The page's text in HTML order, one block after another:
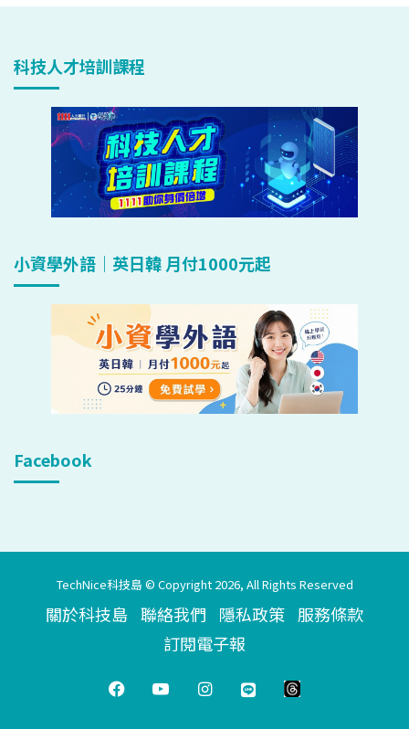
科技人才培訓課程
小資學外語｜英日韓 月付1000元起
Facebook
TechNice科技島 © Copyright 2026, All Rights Reserved
關於科技島 聯絡我們 隱私政策 服務條款
訂閱電子報